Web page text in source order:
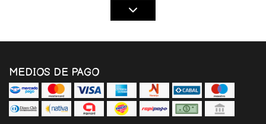
MEDIOS DE PAGO